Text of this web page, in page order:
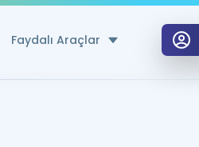
Faydalı Araçlar